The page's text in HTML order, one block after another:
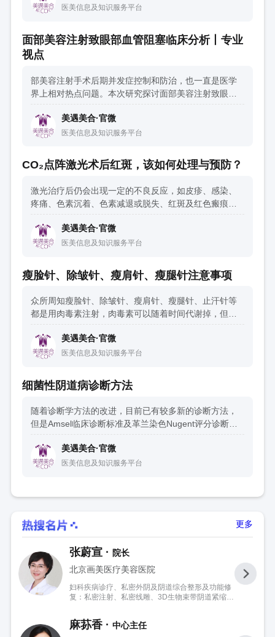
医美信息及知识服务平台
面部美容注射致眼部血管阻塞临床分析丨专业
视点
部美容注射手术后期并发症控制和防治，也一直是医学
界上相对热点问题。本次研究探讨面部美容注射致眼部
美遇美合·官微
医美信息及知识服务平台
CO₂点阵激光术后红斑，该如何处理与预防？
激光治疗后仍会出现一定的不良反应，如皮疹、感染、
疼痛、色素沉着、色素减退或脱失、红斑及红色瘢痕
美遇美合·官微
医美信息及知识服务平台
瘦脸针、除皱针、瘦肩针、瘦腿针注意事项
众所周知瘦脸针、除皱针、瘦肩针、瘦腿针、止汗针等
都是用肉毒素注射，肉毒素可以随着时间代谢掉，但是
美遇美合·官微
医美信息及知识服务平台
细菌性阴道病诊断方法
随着诊断学方法的改进，目前已有较多新的诊断方法，
但是Amsel临床诊断标准及革兰染色Nugent评分诊断标
美遇美合·官微
医美信息及知识服务平台
更多
张蔚宣 ·院长
北京画美医疗美容医院
妇科疾病诊疗、私密外阴及阴道综合整形及功能修
复：私密注射、私密线雕、3D生物束带阴道紧缩、
麻荪香 ·中心主任